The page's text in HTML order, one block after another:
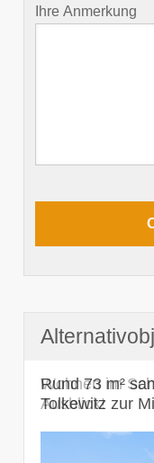
Ihre Anmerkung
Rund 73 m²
Tolkewitz zur